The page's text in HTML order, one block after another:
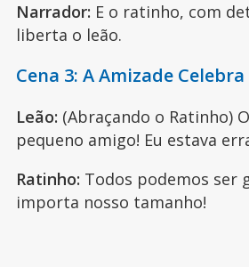
Narrador: E o ratinho, com
liberta o leão.
Cena 3: A Amizade Celebra
Leão: (Abraçando o Ratinho)
pequeno amigo! Eu estava
Ratinho: Todos podemos ser
importa nosso tamanho!